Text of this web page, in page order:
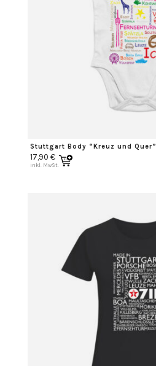
Stuttgart Body “Kreuz und Quer”
17,90 €
inkl. MwSt.